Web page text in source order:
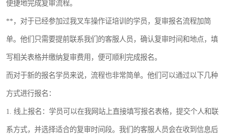
便捷地完成复审流程。
**，对于已经参加过我叉车操作证培训的学员，复审报名流程加简
单。他们只需要提前联系我们的客服人员，确认复审时间和地点，填
写相关表格并缴纳复审费用，便可顺利完成报名。
而对于新的报名学员来说，流程也非常简单。他们可以通过以下几种
方式进行报名：
1. 线上报名：学员可以在我网站上直接填写报名表格，提交个人和联
系方式，并选择适合的复审时间段。我们的客服人员会在收到信息后